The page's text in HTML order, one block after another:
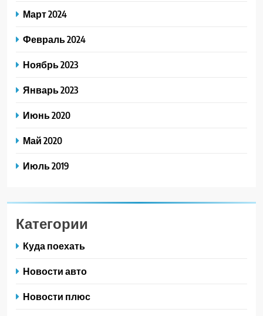
Март 2024
Февраль 2024
Ноябрь 2023
Январь 2023
Июнь 2020
Май 2020
Июль 2019
Категории
Куда поехать
Новости авто
Новости плюс